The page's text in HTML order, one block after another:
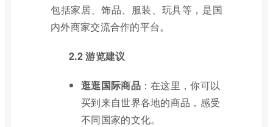
包括家居、饰品、服装、玩具等，是国
内外商家交流合作的平台。
2.2 游览建议
逛逛国际商品：在这里，你可以
买到来自世界各地的商品，感受
不同国家的文化。